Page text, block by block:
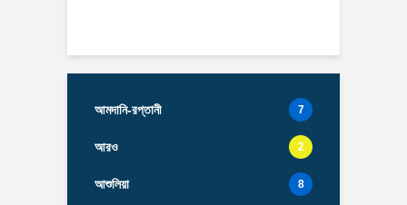
আমদানি-রপ্তানী 7
আরও 2
আশুলিয়া 8